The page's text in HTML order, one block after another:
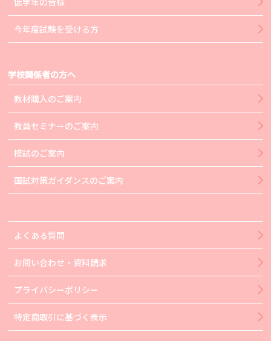
今年度試験を受ける方
学校関係者の方へ
教材購入のご案内
教員セミナーのご案内
模試のご案内
国試対策ガイダンスのご案内
よくある質問
お問い合わせ・資料請求
プライバシーポリシー
特定商取引に基づく表示